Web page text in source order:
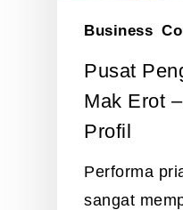
Business
Pusat
Mak Erot
Profil
Performa
sangat